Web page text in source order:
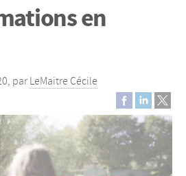
en
, par LeMaitre Cécile